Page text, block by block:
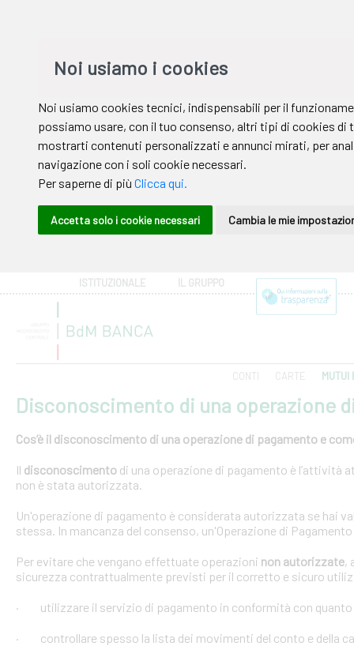
ISTITUZIONALE IL GRUPPO
CONTI CARTE MUTUI
Disconoscimento di una operazione
Cos’è il disconoscimento di una operazione di pagamento e
Il disconoscimento di una operazione di pagamento è l’attività
non è stata autorizzata.
Un'operazione di pagamento è considerata autorizzata se hai
stessa. In mancanza del consenso, un'Operazione di
Per evitare che vengano effettuate operazioni non autorizzate,
sicurezza contrattualmente previsti per il corretto e sicuro
· utilizzare il servizio di pagamento in conformità con
· controllare spesso la lista dei movimenti del conto e della